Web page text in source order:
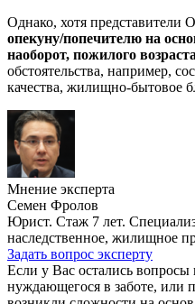
Однако, хотя представители
опекуну/попечителю на
наоборот, пожилого возраста
обстоятельства, например,
качества, жилищно-бытовое
Мнение эксперта
Семен Фролов
Юрист. Стаж 7 лет.
наследственное, жилищное
Задать вопрос эксперту
Если у Вас остались вопросы
нуждающегося в заботе, или